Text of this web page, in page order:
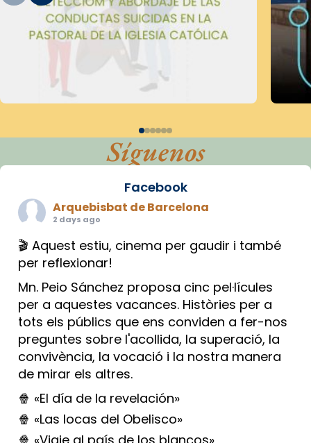
Síguenos
Facebook
Arquebisbat de Barcelona
2 days ago
🎬 Aquest estiu, cinema per gaudir i també
per reflexionar!
Mn. Peio Sánchez proposa cinc pel·lícules
per a aquestes vacances. Històries per a
tots els públics que ens conviden a fer-nos
preguntes sobre l'acollida, la superació, la
convivència, la vocació i la nostra manera
de mirar els altres.
🍿 «El día de la revelación»
🍿 «Las locas del Obelisco»